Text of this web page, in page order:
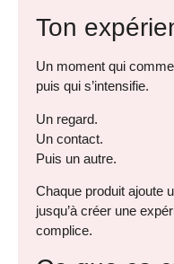
Ton
Un moment qui
puis qui s’intensifie.
Un regard.
Un contact.
Puis un autre.
Chaque produit ajoute
jusqu’à créer une
complice.